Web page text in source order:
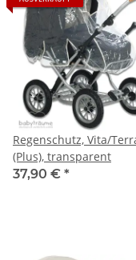
Regenschutz, Vita/
(Plus), transparent
37,90 € *